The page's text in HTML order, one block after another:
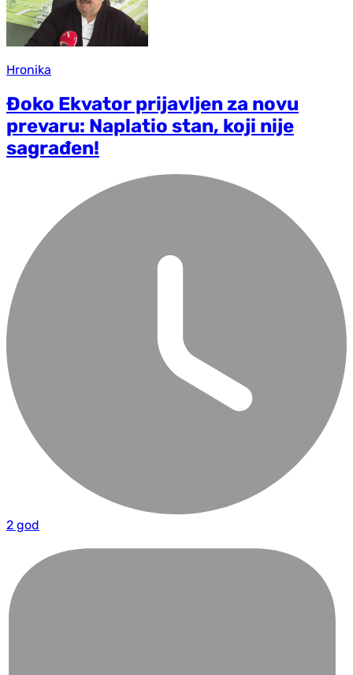
Hronika
Đoko Ekvator prijavljen za novu
prevaru: Naplatio stan, koji nije
sagrađen!
2 god